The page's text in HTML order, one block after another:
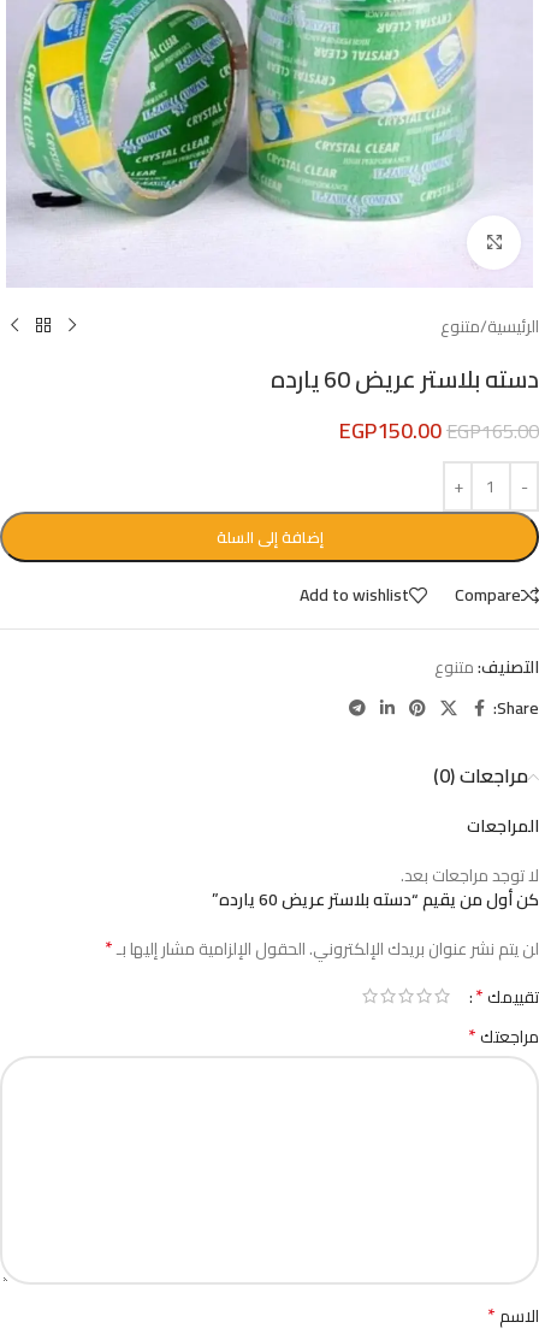
الرئيسية/متنوع
دسته بلاستر عريض 60 يارده
EGP165.00
EGP150.00
إضافة إلى السلة
Compare
Add to wishlist
التصنيف:متنوع
Share:
مراجعات (0)
المراجعات
لا توجد مراجعات بعد.
كن أول من يقيم “دسته بلاستر عريض 60 يارده”
لن يتم نشر عنوان بريدك الإلكتروني.الحقول الإلزامية مشار إليها بـ*
تقييمك*
مراجعتك*
الاسم*